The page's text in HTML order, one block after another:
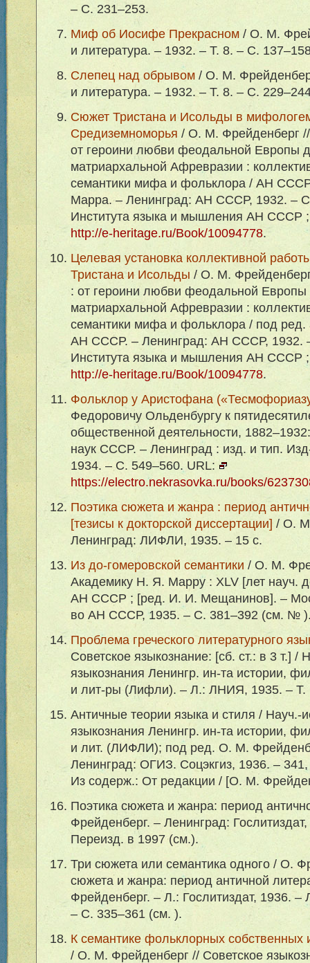
– С. 231–253.
Миф об Иосифе Прекрасном/ О. М.
и литература. – 1932. – Т. 8. – С.
Слепец над обрывом/ О. М.
и литература. – 1932. – Т. 8. – С.
Сюжет Тристана и Исольды в
Средиземноморья / О. М. Фрейденберг
от героини любви феодальной Европы
матриархальной Афревразии :
семантики мифа и фольклора / АН
Марра. – Ленинград: АН СССР, 1932. –
Института языка и мышления АН СССР
http://e-heritage.ru/Book/10094778.
Целевая установка коллективной
Тристана и Исольды / О. М.
: от героини любви феодальной Европы
матриархальной Афревразии :
семантики мифа и фольклора / под
АН СССР. – Ленинград: АН СССР, 1932.
Института языка и мышления АН СССР
http://e-heritage.ru/Book/10094778.
Фольклор у Аристофана
Федоровичу Ольденбургу к
общественной деятельности,
наук СССР. – Ленинград : изд. и тип.
1934. – С. 549–560. URL:
https://electro.nekrasovka.ru/books/
Поэтика сюжета и жанра : период
[тезисы к докторской диссертации] / О.
Ленинград: ЛИФЛИ, 1935. – 15 с.
Из до-гомеровской семантики / О. М.
Академику Н. Я. Марру : XLV [лет науч.
АН СССР ; [ред. И. И. Мещанинов]. –
во АН СССР, 1935. – С. 381–392 (см. №
Проблема греческого литературного
Советское языкознание: [сб. ст.: в 3 т.] /
языкознания Ленингр. ин-та истории,
и лит-ры (Лифли). – Л.: ЛНИЯ, 1935. – Т.
Античные теории языка и стиля / Науч.-
языкознания Ленингр. ин-та истории,
и лит. (ЛИФЛИ); под ред. О. М.
Ленинград: ОГИЗ. Соцэкгиз, 1936. –
Из содерж.: От редакции / [О. М.
Поэтика сюжета и жанра: период
Фрейденберг. – Ленинград:
Переизд. в 1997 (см.).
Три сюжета или семантика одного / О.
сюжета и жанра: период античной
Фрейденберг. – Л.: Гослитиздат, 1936. –
– С. 335–361 (см. ).
К семантике фольклорных собственных
/ О. М. Фрейденберг // Советское